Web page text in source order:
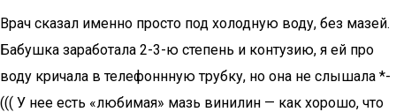
Врач сказал именно просто под холодную воду, без мазей.
Бабушка заработала 2-3-ю степень и контузию, я ей про
воду кричала в телефоннную трубку, но она не слышала *-
((( У нее есть «любимая» мазь винилин — как хорошо, что